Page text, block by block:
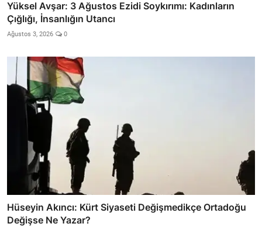
Yüksel Avşar: 3 Ağustos Ezidi Soykırımı: Kadınların
Çığlığı, İnsanlığın Utancı
Ağustos 3, 2026 0
Hüseyin Akıncı: Kürt Siyaseti Değişmedikçe Ortadoğu
Değişse Ne Yazar?